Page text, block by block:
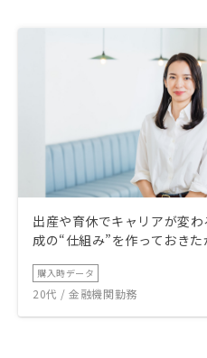
出産や育休でキャリアが変
成の“仕組み”を作っておきた
購入時データ
20代 / 金融機関勤務